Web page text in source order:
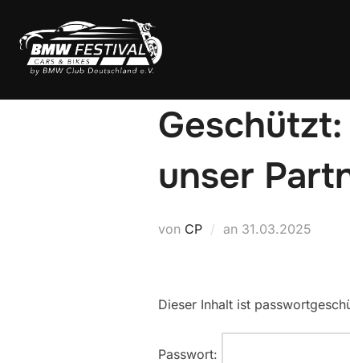
Inhalt
springen
unser
von CP an Veröffentlicht
31.03.2025
Dieser Inhalt ist
Passwort: